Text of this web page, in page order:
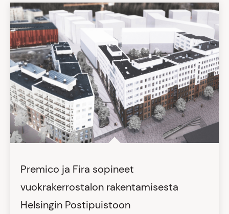
Premico ja Fira sopineet
vuokrakerrostalon rakentamisesta
Helsingin Postipuistoon